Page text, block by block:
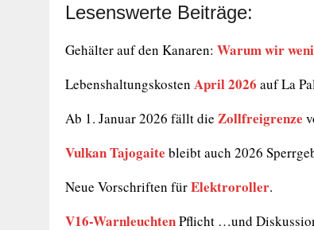
Lesenswerte Beiträge:
Gehälter auf den Kanaren: Warum wir
Lebenshaltungskosten April 2026 auf La
Ab 1. Januar 2026 fällt die Zollfreigrenze
VulkanTajogaite bleibt auch 2026
Neue Vorschriften fürElektroroller.
V16-WarnleuchtenPflicht …und